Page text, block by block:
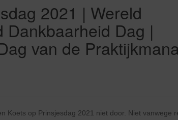
2021 | Wereld
Dankbaarheid Dag |
van de
Koets op Prinsjesdag 2021 niet door. Niet vanwege